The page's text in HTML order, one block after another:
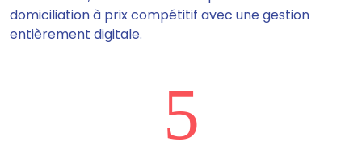
domiciliation à prix compétitif avec une gestion
entièrement digitale.
5